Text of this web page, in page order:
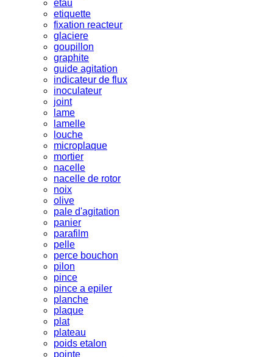
etau
etiquette
fixation reacteur
glaciere
goupillon
graphite
guide agitation
indicateur de flux
inoculateur
joint
lame
lamelle
louche
microplaque
mortier
nacelle
nacelle de rotor
noix
olive
pale d'agitation
panier
parafilm
pelle
perce bouchon
pilon
pince
pince a epiler
planche
plaque
plat
plateau
poids etalon
pointe